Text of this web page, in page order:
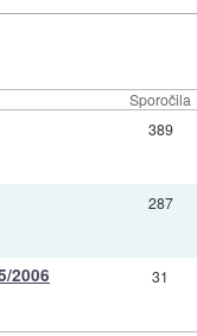
Sporočila
389
287
2006 31